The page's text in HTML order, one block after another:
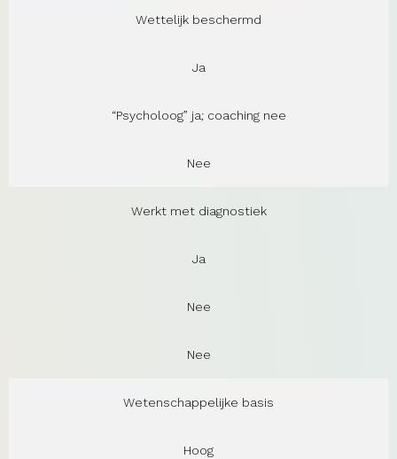
Wettelijk beschermd
Ja
“Psycholoog” ja; coaching nee
Nee
Werkt met diagnostiek
Ja
Nee
Nee
Wetenschappelijke basis
Hoog